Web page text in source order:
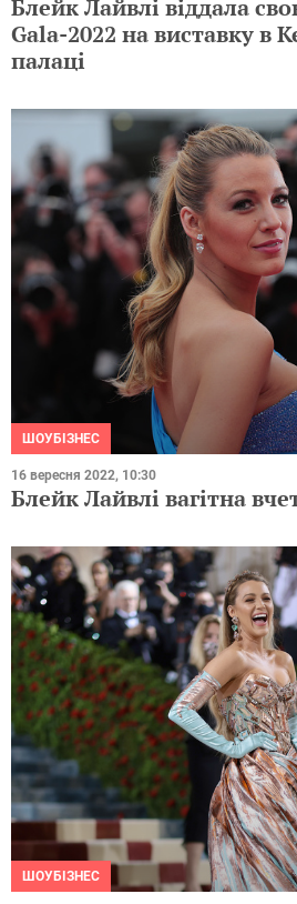
Блейк Лайвлі віддала
Gala-2022 на виставку в
палаці
ШОУБІЗНЕС
16 вересня 2022, 10:30
Блейк Лайвлі вагітна
ШОУБІЗНЕС